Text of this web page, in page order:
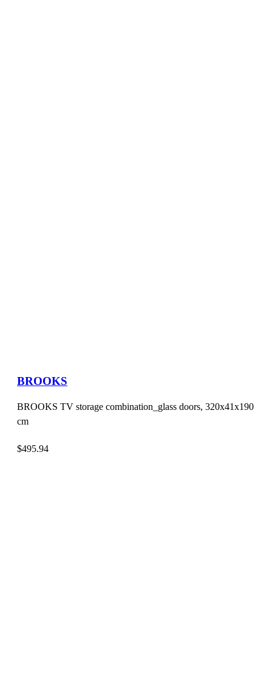
BROOKS
BROOKS TV storage combination_glass doors, 320x41x190
cm
$495.94